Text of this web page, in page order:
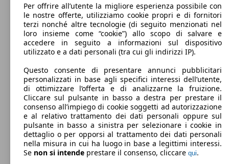
Benzina
Carburante
102 g/km
Emissioni di CO2 (combinato)*
Ø 4.5 l/100km
Per offrire all’utente la migliore esperienza possibile con
le nostre offerte, utilizziamo cookie propri e di fornitori
terzi nonché altre tecnologie (di seguito menzionati nel
loro insieme come “cookie”) allo scopo di salvare e
accedere in seguito a informazioni sul dispositivo
utilizzato e a dati personali (tra cui gli indirizzi IP).
Questo consente di presentare annunci pubblicitari
personalizzati in base agli specifici interessi dell’utente,
di ottimizzare l’offerta e di analizzarne la fruizione.
Cliccare sul pulsante in basso a destra per prestare il
consenso all’impiego di cookie soggetti ad autorizzazione
e al relativo trattamento dei dati personali oppure sul
pulsante in basso a sinistra per selezionare i cookie in
dettaglio o per opporsi al trattamento dei dati personali
nella misura in cui ha luogo in base a legittimi interessi.
Se non si intende prestare il consenso, cliccare qui.